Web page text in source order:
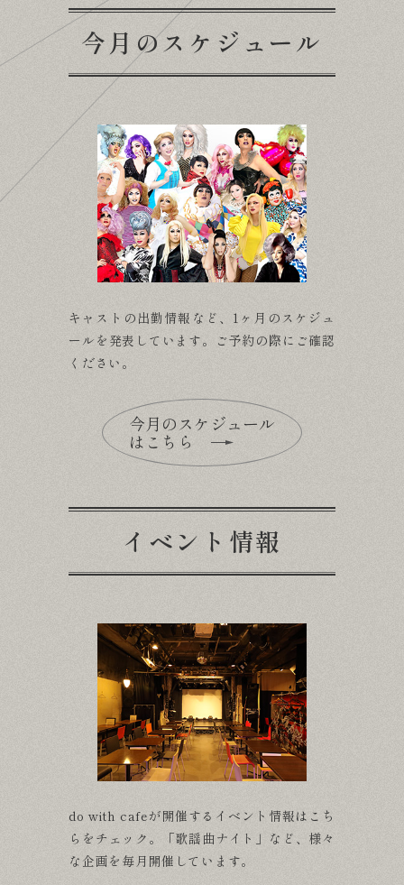
今月のスケジュール
キャストの出勤情報など、1ヶ月のスケジュ
ールを発表しています。
ご予約の際にご確認
ください。
今月のスケジュール
はこちら
イベント情報
do with cafeが開催するイベント情報はこち
らをチェック。「歌謡曲ナイト」など、様々
な企画を毎月開催しています。